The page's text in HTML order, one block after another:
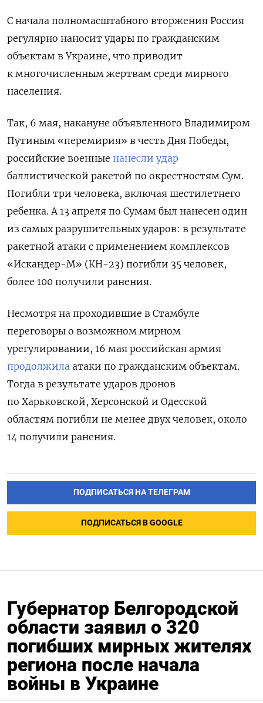
С начала полномасштабного вторжения Россия
регулярно наносит удары по гражданским
объектам в Украине, что приводит
к многочисленным жертвам среди мирного
населения.
Так, 6 мая, накануне объявленного Владимиром
Путиным «перемирия» в честь Дня Победы,
российские военные нанесли удар
баллистической ракетой по окрестностям Сум.
Погибли три человека, включая шестилетнего
ребенка. А 13 апреля по Сумам был нанесен один
из самых разрушительных ударов: в результате
ракетной атаки с применением комплексов
«Искандер-М» (КН-23) погибли 35 человек,
более 100 получили ранения.
Несмотря на проходившие в Стамбуле
переговоры о возможном мирном
урегулировании, 16 мая российская армия
продолжила атаки по гражданским объектам.
Тогда в результате ударов дронов
по Харьковской, Херсонской и Одесской
областям погибли не менее двух человек, около
14 получили ранения.
ПОДПИСАТЬСЯ НА ТЕЛЕГРАМ
ПОДПИСАТЬСЯ В GOOGLE
Губернатор Белгородской
области заявил о 320
погибших мирных жителях
региона после начала
войны в Украине